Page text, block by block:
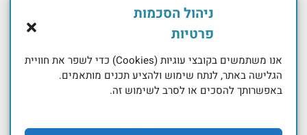
ניהול הסכמות
פרטיות
אנו משתמשים בקובצי עוגיות (Cookies) כדי לשפר את חוויית
הגלישה באתר, לנתח שימוש ולהציע תכנים מותאמים.
באפשרותך להסכים או לסרב לשימוש זה.
טען מפה